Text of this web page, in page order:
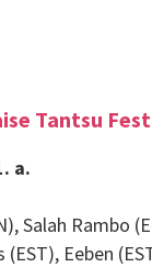
Tantsu
a.
Salah Rambo
(EST), Eeben